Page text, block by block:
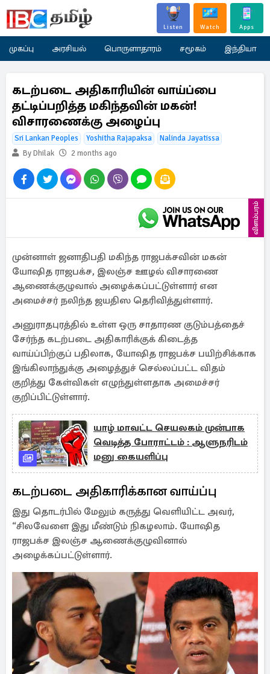
Listen Watch Apps
முகப்பு அரசியல் பொருளாதாரம் சமூகம் இந்தியா
கடற்படை அதிகாரியின் வாய்ப்பை
தட்டிப்பறித்த மகிந்தவின் மகன்!
விசாரணைக்கு அழைப்பு
Sri Lankan Peoples Yoshitha Rajapaksa
Nalinda Jayatissa
By Dhilak
2 months ago
விளம்பரம்
முன்னாள் ஜனாதிபதி மகிந்த ராஜபக்சவின் மகன்
யோஷித ராஜபக்ச, இலஞ்ச ஊழல் விசாரணை
ஆணைக்குழுவால் அழைக்கப்பட்டுள்ளார் என
அமைச்சர் நலிந்த ஜயதிஸ தெரிவித்துள்ளார்.
அனுராதபுரத்தில் உள்ள ஒரு சாதாரண குடும்பத்தைச்
சேர்ந்த கடற்படை அதிகாரிக்குக் கிடைத்த
வாய்ப்பிற்குப் பதிலாக, யோஷித ராஜபக்ச பயிற்சிக்காக
இங்கிலாந்துக்கு அழைத்துச் செல்லப்பட்ட விதம்
குறித்து கேள்விகள் எழுந்துள்ளதாக அமைச்சர்
குறிப்பிட்டுள்ளார்.
யாழ் மாவட்ட செயலகம் முன்பாக
வெடித்த போராட்டம் : ஆளுநரிடம்
மனு கையளிப்பு
கடற்படை அதிகாரிக்கான வாய்ப்பு
இது தொடர்பில் மேலும் கருத்து வெளியிட்ட அவர்,
“சிலவேளை இது மீண்டும் நிகழலாம். யோஷித
ராஜபக்ச இலஞ்ச ஆணைக்குழுவினால்
அழைக்கப்பட்டுள்ளார்.